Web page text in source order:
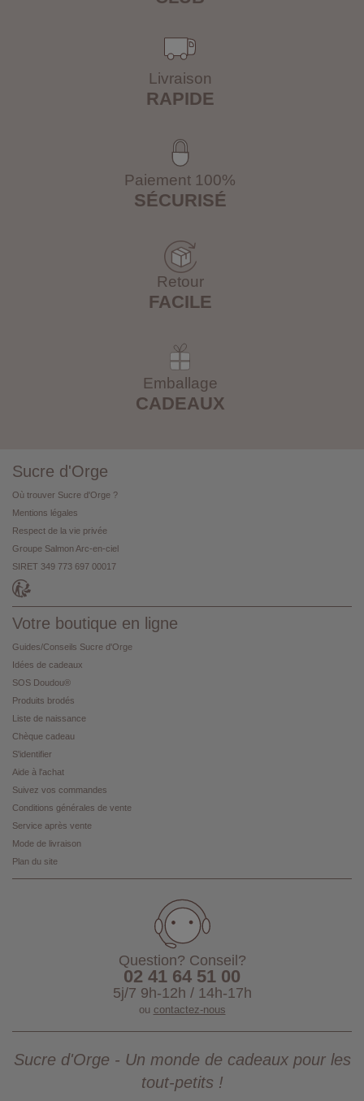
Livraison
RAPIDE
Paiement 100%
SÉCURISÉ
Retour
FACILE
Emballage
CADEAUX
Sucre d'Orge
Où trouver Sucre d'Orge ?
Mentions légales
Respect de la vie privée
Groupe Salmon Arc-en-ciel
SIRET 349 773 697 00017
Votre boutique en ligne
Guides/Conseils Sucre d'Orge
Idées de cadeaux
SOS Doudou®
Produits brodés
Liste de naissance
Chèque cadeau
S'identifier
Aide à l'achat
Suivez vos commandes
Conditions générales de vente
Service après vente
Mode de livraison
Plan du site
Question? Conseil?
02 41 64 51 00
5j/7 9h-12h / 14h-17h
ou contactez-nous
Sucre d'Orge - Un monde de cadeaux pour les
tout-petits !